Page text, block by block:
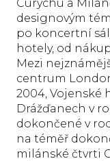
Curychu a
designovým
po koncertní
hotely, od
Mezi
centrum
2004, Vojenské
Drážďanech v
dokončené v
na téměř
milánské čtvrti